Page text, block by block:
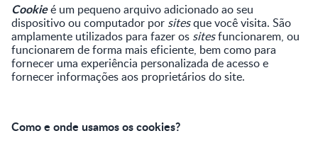
Cookieé um pequeno arquivo adicionado ao seu
dispositivo ou computador por sitesque você visita. São
amplamente utilizados para fazer os sitesfuncionarem, ou
funcionarem de forma mais eficiente, bem como para
fornecer uma experiência personalizada de acesso e
fornecer informações aos proprietários do site.
Como e onde usamos os cookies?